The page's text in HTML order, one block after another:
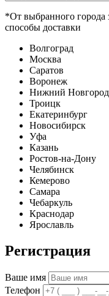
*От выбранного города
способы доставки
Волгоград
Москва
Саратов
Воронеж
Нижний Новгород
Троицк
Екатеринбург
Новосибирск
Уфа
Казань
Ростов-на-Дону
Челябинск
Кемерово
Самара
Чебаркуль
Краснодар
Ярославль
Регистрация
Ваше имя
Телефон